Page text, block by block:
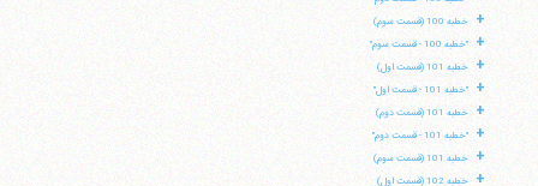
+ خطبه 100 (قسمت سوم)
+ "خطبه 100 - قسمت سوم"
+ خطبه 101 (قسمت اول)
+ "خطبه 101 - قسمت اول"
+ خطبه 101 (قسمت دوم)
+ "خطبه 101 - قسمت دوم"
+ خطبه 101 (قسمت سوم)
+ خطبه 102 (قسمت اول)